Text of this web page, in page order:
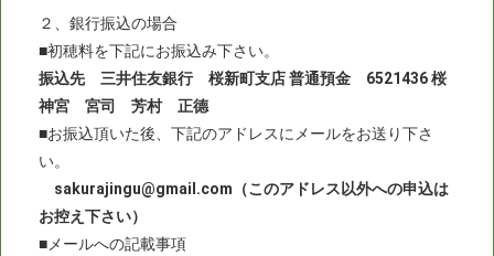
２、銀行振込の場合
■初穂料を下記にお振込み下さい。
振込先 三井住友銀行 桜新町支店 普通預金 6521436 桜
神宮 宮司 芳村 正德
■お振込頂いた後、下記のアドレスにメールをお送り下さ
い。
sakurajingu@gmail.com（このアドレス以外への申込は
お控え下さい）
■メールへの記載事項